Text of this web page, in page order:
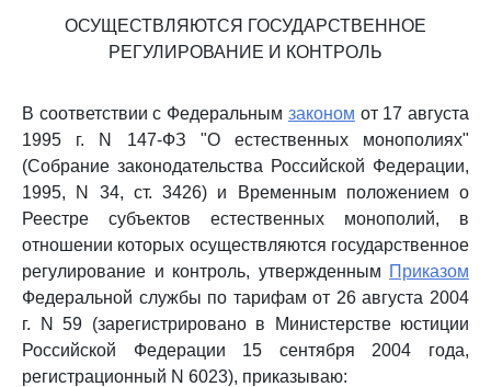
ОСУЩЕСТВЛЯЮТСЯ ГОСУДАРСТВЕННОЕ
РЕГУЛИРОВАНИЕ И КОНТРОЛЬ
В соответствии с Федеральным законом от 17 августа
1995 г. N 147-ФЗ "О естественных монополиях"
(Собрание законодательства Российской Федерации,
1995, N 34, ст. 3426) и Временным положением о
Реестре субъектов естественных монополий, в
отношении которых осуществляются государственное
регулирование и контроль, утвержденным Приказом
Федеральной службы по тарифам от 26 августа 2004
г. N 59 (зарегистрировано в Министерстве юстиции
Российской Федерации 15 сентября 2004 года,
регистрационный N 6023), приказываю: